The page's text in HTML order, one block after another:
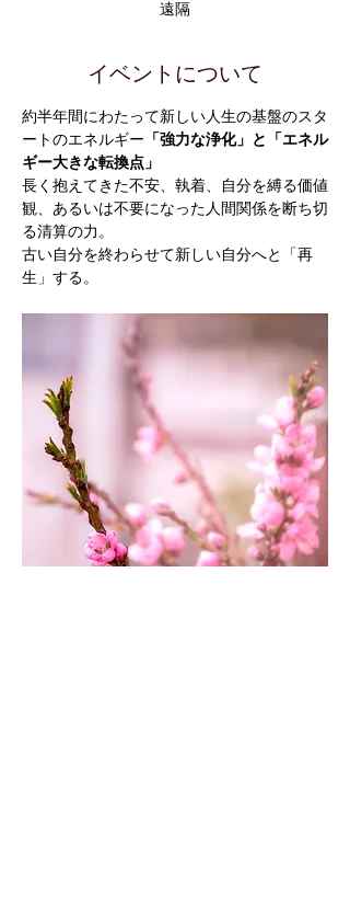
遠隔
イベントについて
約半年間にわたって新しい人生の基盤のスタ
ートのエネルギー 「強力な浄化」と「エネル
ギー大きな転換点」
長く抱えてきた不安、執着、自分を縛る価値
観、あるいは不要になった人間関係を断ち切
る清算の力。
古い自分を終わらせて新しい自分へと「再
生」する。